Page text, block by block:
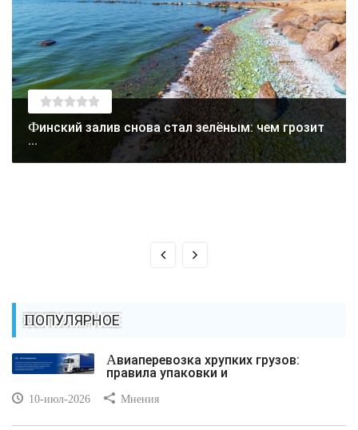
Финский залив снова стал зелёным: чем грозит
...
ПОПУЛЯРНОЕ
Авиаперевозка хрупких грузов:
правила упаковки и
10-июл-2026 Мнения